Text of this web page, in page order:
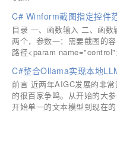
C# Winform截图指定控件
目录 一、函数输入 二、函
两个，参数一：需要截图的
路径<param
C#整合Ollama实现本地
前言 近两年AIGC发展的非
的很百家争鸣。从开始的大
开始单一的文本模型到现在